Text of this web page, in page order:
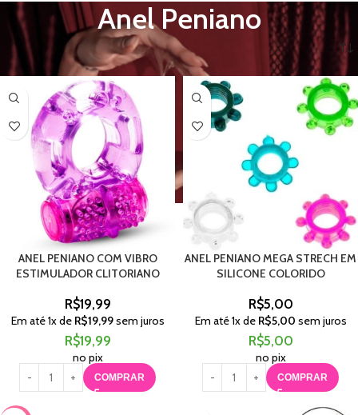
Anel Peniano
ANEL PENIANO COM VIBRO
ESTIMULADOR CLITORIANO
R$19,99
Em até1x de R$19,99sem juros
R$19,99
no pix
COMPRAR
ANEL PENIANO MEGA STRECH EM
SILICONE COLORIDO
R$5,00
Em até1x de R$5,00 sem juros
R$5,00
no pix
COMPRAR